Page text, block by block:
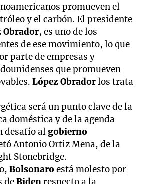
promueven el
y el carbón. El presidente
Obrador, es uno de los
de ese movimiento, lo que
parte de empresas y
que promueven
López Obradorlos trata
será un punto clave de la
doméstica y de la agenda
desafío algobierno
Antonio Ortiz Mena, de la
Stonebridge.
Bolsonaroestá molesto por